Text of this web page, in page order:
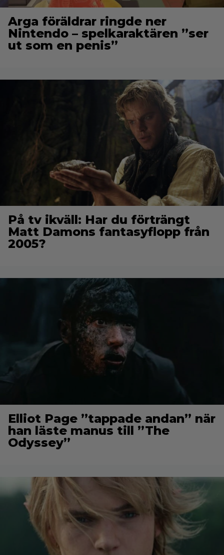
Arga föräldrar ringde ner
Nintendo – spelkaraktären ”ser
ut som en penis”
På tv ikväll: Har du förträngt
Matt Damons fantasyflopp från
2005?
Elliot Page ”tappade andan” när
han läste manus till ”The
Odyssey”